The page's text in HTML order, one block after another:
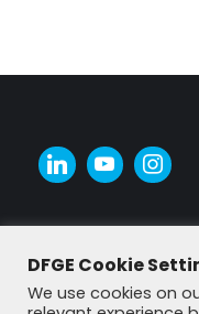
DFGE Cookie
We use cookies on